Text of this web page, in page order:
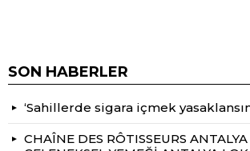
SON HABERLER
‘Sahillerde sigara içmek
CHAÎNE DES RÔTISSEURS